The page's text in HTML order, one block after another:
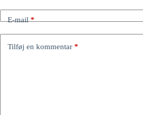
E-mail*
Tilføj en kommentar *